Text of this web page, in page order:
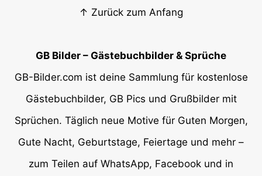
↑ Zurück zum Anfang
GB Bilder – Gästebuchbilder & Sprüche
GB-Bilder.com ist deine Sammlung für kostenlose
Gästebuchbilder, GB Pics und Grußbilder mit
Sprüchen. Täglich neue Motive für Guten Morgen,
Gute Nacht, Geburtstage, Feiertage und mehr –
zum Teilen auf WhatsApp, Facebook und in